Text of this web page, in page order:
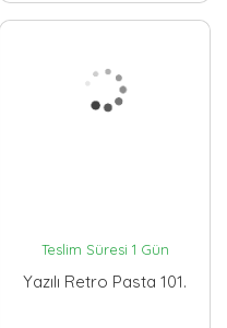
Teslim Süresi 1 Gün
Yazılı Retro Pasta 101.